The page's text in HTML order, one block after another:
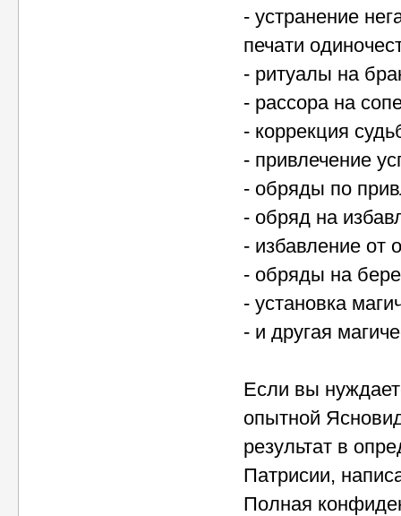
- устранение
печати
- ритуалы на
- рассора на
- коррекция
- привлечение
- обряды по
- обряд на
- избавление от
- обряды на
- установка
- и другая
Если вы
опытной
результат в
Патрисии,
Полная